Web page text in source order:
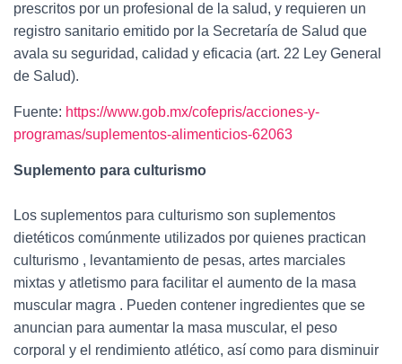
prescritos por un profesional de la salud, y requieren un
registro sanitario emitido por la Secretaría de Salud que
avala su seguridad, calidad y e­ficacia (art. 22 Ley General
de Salud).
Fuente: https://www.gob.mx/cofepris/acciones-y-
programas/suplementos-alimenticios-62063
Suplemento para culturismo
Los suplementos para culturismo son suplementos
dietéticos comúnmente utilizados por quienes practican
culturismo , levantamiento de pesas, artes marciales
mixtas y atletismo para facilitar el aumento de la masa
muscular magra . Pueden contener ingredientes que se
anuncian para aumentar la masa muscular, el peso
corporal y el rendimiento atlético, así como para disminuir